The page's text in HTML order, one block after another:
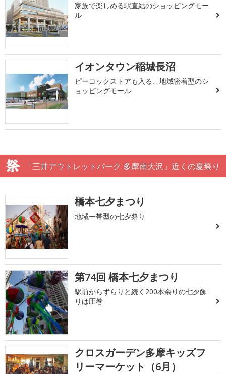
家族で楽しめる駅直結のショッピングモー
ル
イオンタウン稲城長沼
ピーコックストアも入る、地域密着型のシ
ョッピングモール
「三井アウトレットパーク 多摩南大沢」近くの夏祭り
橋本七夕まつり
地域一帯型の七夕祭り
第74回 橋本七夕まつり
駅前からずらりと続く200本余りの七夕飾
りは圧巻
クロスガーデン多摩キッズフ
リーマーケット（6月）